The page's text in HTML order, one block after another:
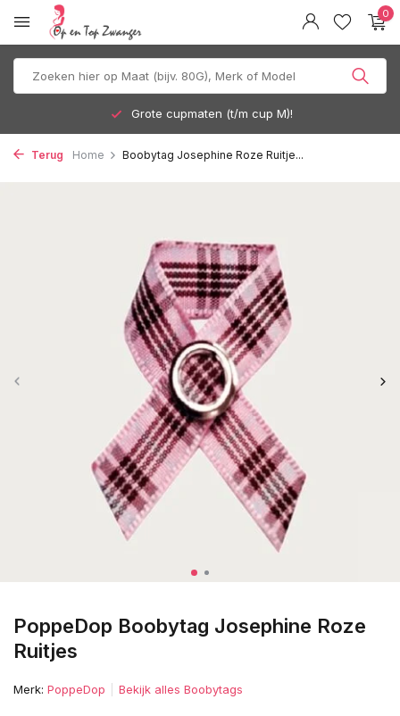
0
Grote cupmaten (t/m cup M)!
Terug Home Boobytag Josephine Roze Ruitje...
PoppeDop Boobytag Josephine Roze
Ruitjes
Merk: PoppeDop Bekijk alles Boobytags